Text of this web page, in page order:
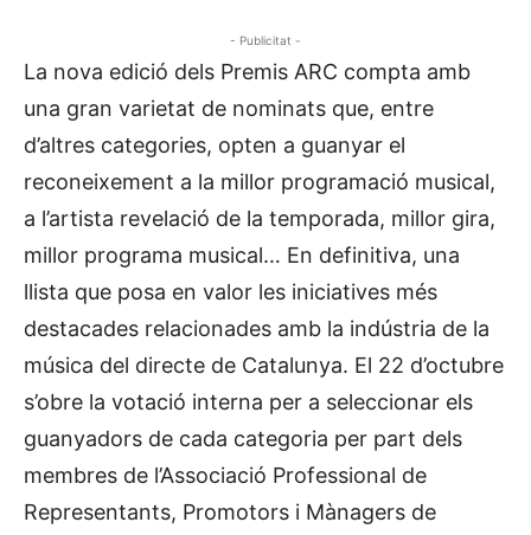
- Publicitat -
La nova edició dels Premis ARC compta amb
una gran varietat de nominats que, entre
d’altres categories, opten a guanyar el
reconeixement a la millor programació musical,
a l’artista revelació de la temporada, millor gira,
millor programa musical… En definitiva, una
llista que posa en valor les iniciatives més
destacades relacionades amb la indústria de la
música del directe de Catalunya. El 22 d’octubre
s’obre la votació interna per a seleccionar els
guanyadors de cada categoria per part dels
membres de l’Associació Professional de
Representants, Promotors i Mànagers de